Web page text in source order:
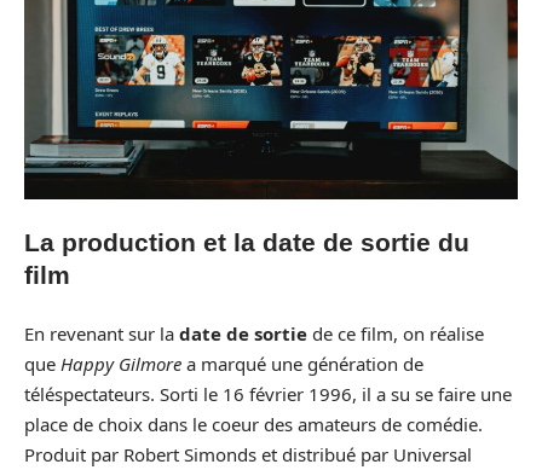
La production et la date de sortie du
film
En revenant sur la date de sortie de ce film, on réalise
que Happy Gilmore a marqué une génération de
téléspectateurs. Sorti le 16 février 1996, il a su se faire une
place de choix dans le coeur des amateurs de comédie.
Produit par Robert Simonds et distribué par Universal